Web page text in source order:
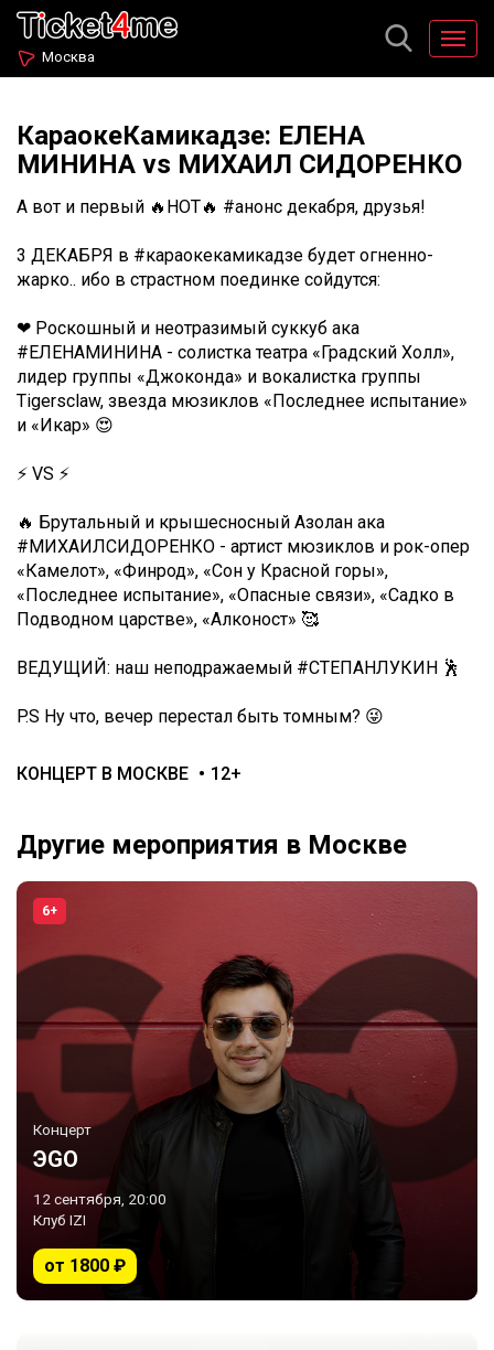
Москва
КараокеКамикадзе: ЕЛЕНА
МИНИНА vs МИХАИЛ СИДОРЕНКО
А вот и первый 🔥HOT🔥 #анонс декабря, друзья!
3 ДЕКАБРЯ в #караокекамикадзе будет огненно-
жарко.. ибо в страстном поединке сойдутся:
❤ Роскошный и неотразимый суккуб ака
#ЕЛЕНАМИНИНА - солистка театра «Градский Холл»,
лидер группы «Джоконда» и вокалистка группы
Tigersclaw, звезда мюзиклов «Последнее испытание»
и «Икар» 😍
⚡ VS ⚡
🔥 Брутальный и крышесносный Азолан ака
#МИХАИЛСИДОРЕНКО - артист мюзиклов и рок-опер
«Камелот», «Финрод», «Сон у Красной горы»,
«Последнее испытание», «Опасные связи», «Садко в
Подводном царстве», «Алконост» 🥰
ВЕДУЩИЙ: наш неподражаемый #СТЕПАНЛУКИН 🕺
P.S Ну что, вечер перестал быть томным? 😜
КОНЦЕРТ В МОСКВЕ 12+
Другие мероприятия в Москве
6+
Концерт
ЭGO
12 сентября, 20:00
Клуб IZI
от 1800 ₽